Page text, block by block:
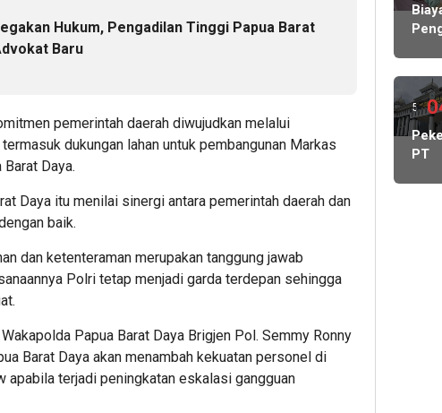
Hukum, Pengadilan Tinggi Papua Barat
Baru
pemerintah daerah diwujudkan melalui
dukungan lahan untuk pembangunan Markas
Daya.
Daya itu menilai sinergi antara pemerintah daerah dan
baik.
dan ketenteraman merupakan tanggung jawab
Polri tetap menjadi garda terdepan sehingga
Papua Barat Daya Brigjen Pol. Semmy Ronny
Barat Daya akan menambah kekuatan personel di
apabila terjadi peningkatan eskalasi gangguan
hari
lalu
KP
5
hari
lalu
PT